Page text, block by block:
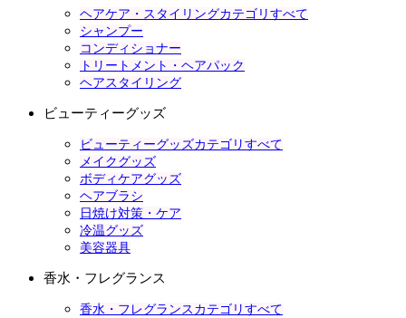
ヘアケア・スタイリングカテゴリすべて
シャンプー
コンディショナー
トリートメント・ヘアパック
ヘアスタイリング
ビューティーグッズ
ビューティーグッズカテゴリすべて
メイクグッズ
ボディケアグッズ
ヘアブラシ
日焼け対策・ケア
冷温グッズ
美容器具
香水・フレグランス
香水・フレグランスカテゴリすべて